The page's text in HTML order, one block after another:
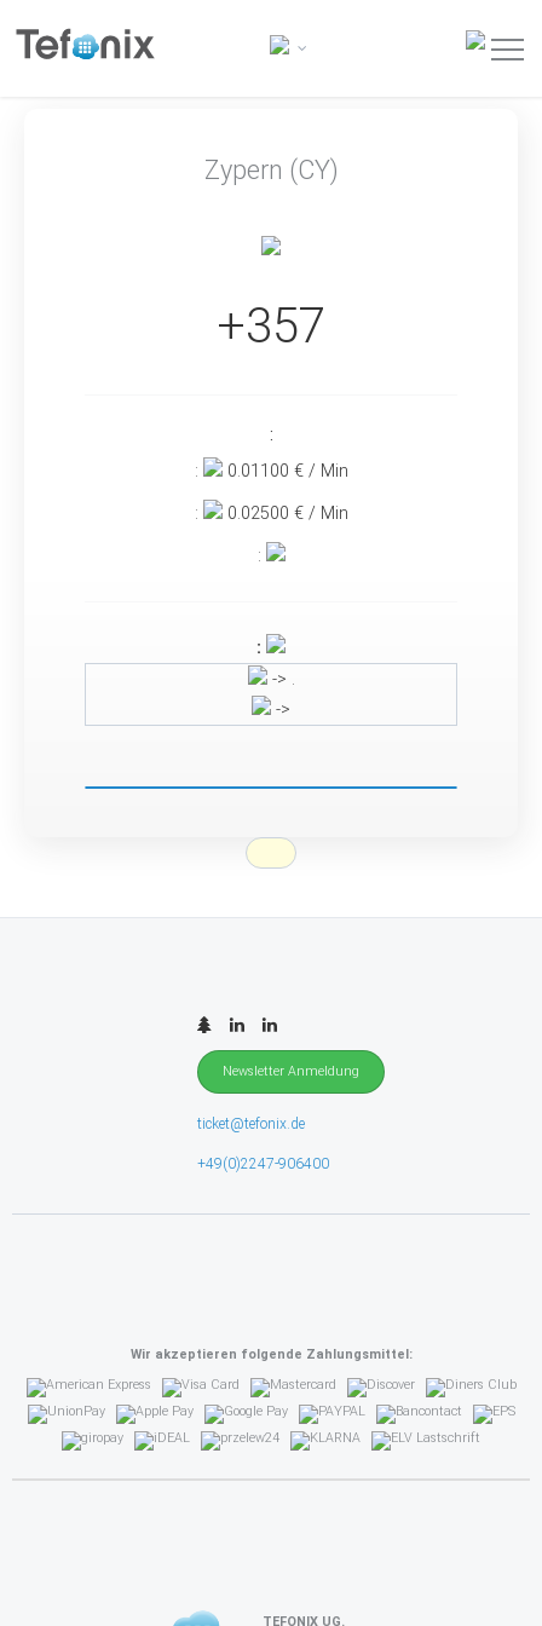
Zypern (CY)
+357
:
:
0.01100 € / Min
: 0.02500 € / Min
:
:
-> .
->
Newsletter Anmeldung
ticket@tefonix.de
+49(0)2247-906400
Wir akzeptieren folgende Zahlungsmittel:
TEFONIX UG.